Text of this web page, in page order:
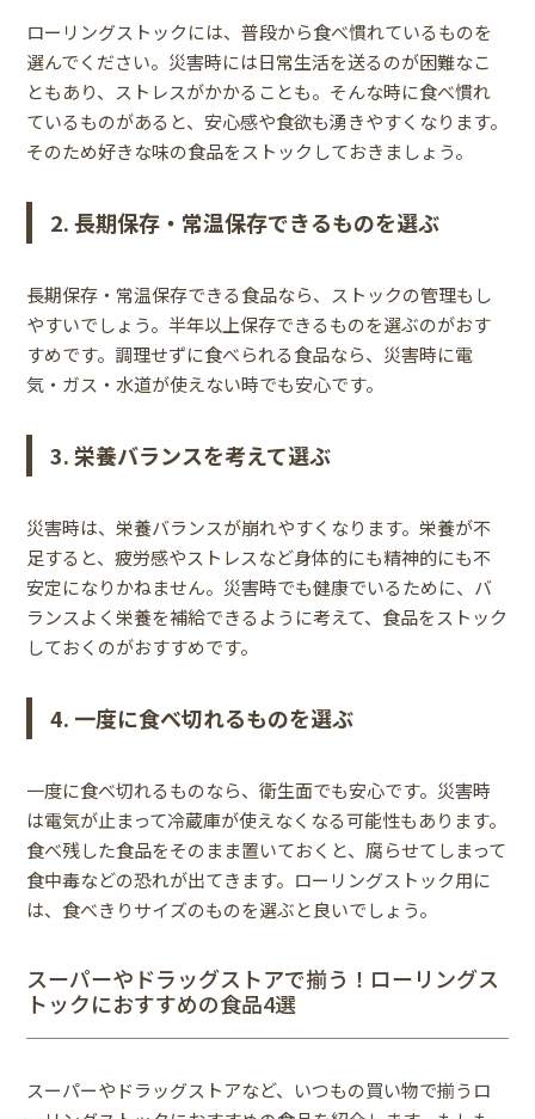
ローリングストックには、普段から食べ慣れているものを
選んでください。災害時には日常生活を送るのが困難なこ
ともあり、ストレスがかかることも。そんな時に食べ慣れ
ているものがあると、安心感や食欲も湧きやすくなります。
そのため好きな味の食品をストックしておきましょう。
2. 長期保存・常温保存できるものを選ぶ
長期保存・常温保存できる食品なら、ストックの管理もし
やすいでしょう。半年以上保存できるものを選ぶのがおす
すめです。調理せずに食べられる食品なら、災害時に電
気・ガス・水道が使えない時でも安心です。
3. 栄養バランスを考えて選ぶ
災害時は、栄養バランスが崩れやすくなります。栄養が不
足すると、疲労感やストレスなど身体的にも精神的にも不
安定になりかねません。災害時でも健康でいるために、バ
ランスよく栄養を補給できるように考えて、食品をストック
しておくのがおすすめです。
4. 一度に食べ切れるものを選ぶ
一度に食べ切れるものなら、衛生面でも安心です。災害時
は電気が止まって冷蔵庫が使えなくなる可能性もあります。
食べ残した食品をそのまま置いておくと、腐らせてしまって
食中毒などの恐れが出てきます。ローリングストック用に
は、食べきりサイズのものを選ぶと良いでしょう。
スーパーやドラッグストアで揃う！ローリングス
トックにおすすめの食品4選
スーパーやドラッグストアなど、いつもの買い物で揃うロ